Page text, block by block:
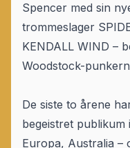
Spencer med sin
trommeslager
KENDALL WIND –
Woodstock-
De siste to årene
begeistret publikum
Europa, Australia –